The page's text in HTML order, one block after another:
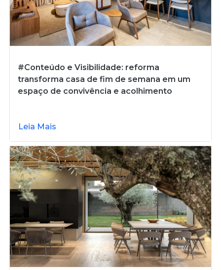
#Conteúdo e Visibilidade: reforma
transforma casa de fim de semana em um
espaço de convivência e acolhimento
Leia Mais